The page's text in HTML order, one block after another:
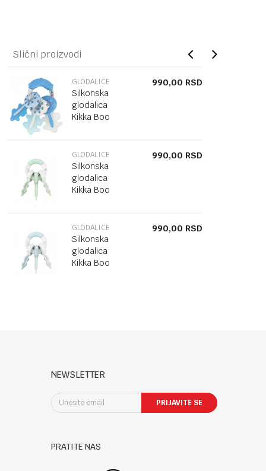
Slični proizvodi
GLODALICE
Silkonska
glodalica
Kikka Boo
990,00 RSD
GLODALICE
Silkonska
glodalica
Kikka Boo
990,00 RSD
GLODALICE
Silkonska
glodalica
Kikka Boo
990,00 RSD
NEWSLETTER
PRIJAVITE SE
PRATITE NAS